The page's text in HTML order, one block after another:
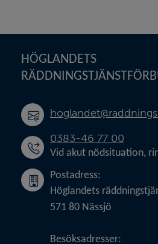
HÖGLANDETS
0383-46 77 00
Vid akut nödsituation,
Postadress:
Höglandets
571 80 Nässjö
Besöksadresser: